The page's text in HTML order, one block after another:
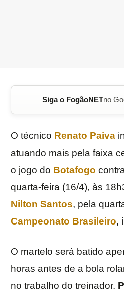
Siga o FogãoNETno
O técnico Renato Paiva
atuando mais pela faixa
o jogo do Botafogo
quarta-feira (16/4), às
Nilton Santos, pela
Campeonato Brasileiro,
O martelo será batido
horas antes de a bola
no trabalho do treinador.